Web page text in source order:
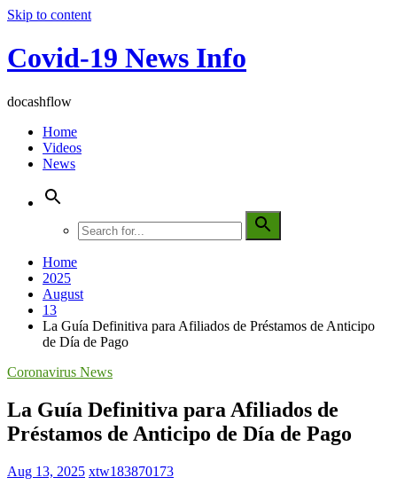
Skip to content
Covid-19 News Info
docashflow
Home
Videos
News
Home
2025
August
13
La Guía Definitiva para Afiliados de Préstamos de Anticipo
de Día de Pago
Coronavirus News
La Guía Definitiva para Afiliados de
Préstamos de Anticipo de Día de Pago
Aug 13, 2025 xtw183870173